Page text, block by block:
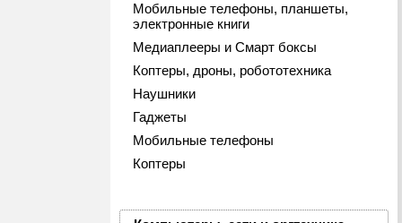
Мобильные телефоны, планшеты,
электронные книги
Медиаплееры и Смарт боксы
Коптеры, дроны, робототехника
Наушники
Гаджеты
Мобильные телефоны
Коптеры